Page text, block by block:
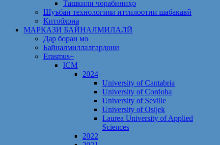
Ташкили чорабиниҳо
Шуъбаи технологияи иттилоотии шабакавӣ
Китобхона
МАРКАЗИ БАЙНАЛМИЛАЛӢ
Дар бораи мо
Байналмиллалгардонӣ
Erasmus+
ICM
2024
University of Cantabria
University of Cordoba
University of Seville
University of Osijek
Laurea University of Applied
Sciences
2022